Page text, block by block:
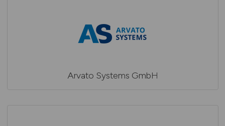
Arvato Systems GmbH